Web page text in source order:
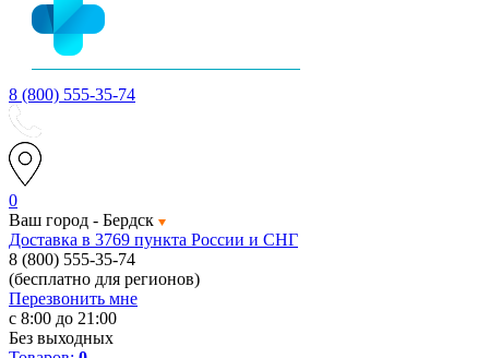
8 (800) 555-35-74
0
Ваш город - Бердск
Доставка в 3769 пункта России и СНГ
8 (800) 555-35-74
(бесплатно для регионов)
Перезвонить мне
с 8:00 до 21:00
Без выходных